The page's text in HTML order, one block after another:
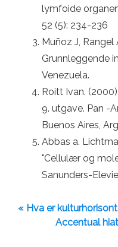
lymfoide
52 (5): 234-236
Muñoz J, Rangel
Grunnleggende
Venezuela.
Roitt Ivan.
9. utgave. Pan -
Buenos Aires,
Abbas a.
"Cellulær og
Sanunders-
« Hva er
Accentual